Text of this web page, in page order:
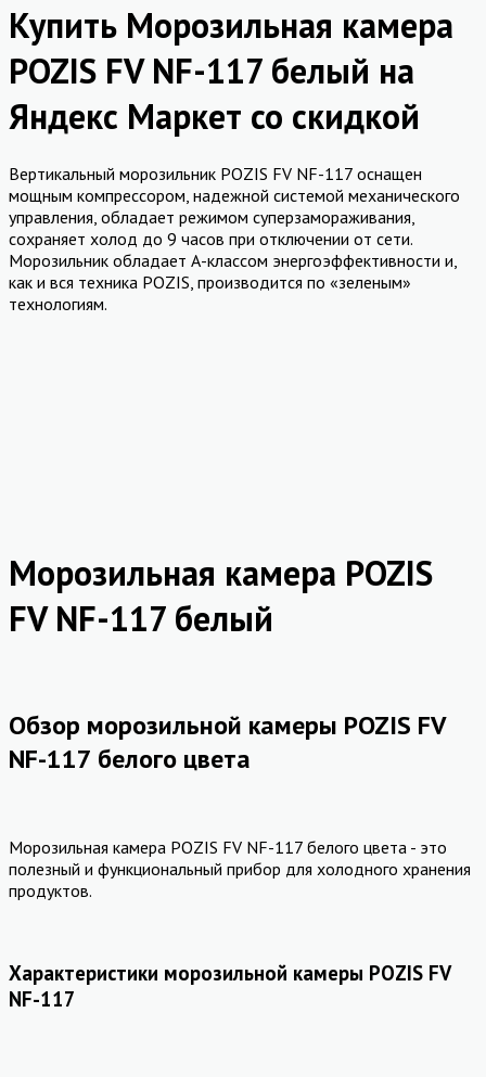
Купить Морозильная камера
POZIS FV NF-117 белый на
Яндекс Маркет со скидкой
Вертикальный морозильник POZIS FV NF-117 оснащен
мощным компрессором, надежной системой механического
управления, обладает режимом суперзамораживания,
сохраняет холод до 9 часов при отключении от сети.
Морозильник обладает А-классом энергоэффективности и,
как и вся техника POZIS, производится по «зеленым»
технологиям.
Морозильная камера POZIS
FV NF-117 белый
Обзор морозильной камеры POZIS FV
NF-117 белого цвета
Морозильная камера POZIS FV NF-117 белого цвета - это
полезный и функциональный прибор для холодного хранения
продуктов.
Характеристики морозильной камеры POZIS FV
NF-117